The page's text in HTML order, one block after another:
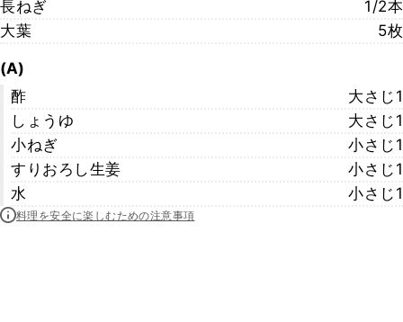
長ねぎ
1/2本
大葉
5枚
(A)
酢
大さじ1
しょうゆ
大さじ1
小ねぎ
小さじ1
すりおろし生姜
小さじ1
水
小さじ1
料理を安全に楽しむための注意事項